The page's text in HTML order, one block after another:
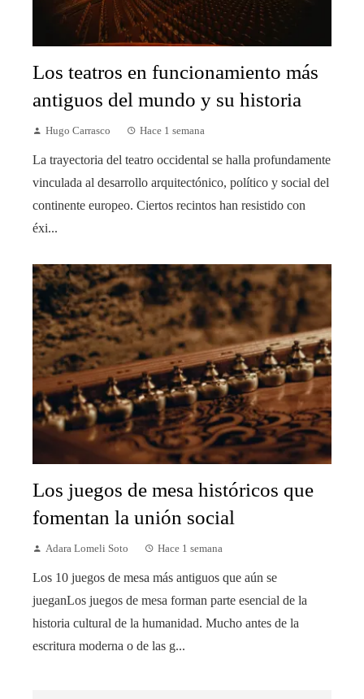
Los teatros en funcionamiento más
antiguos del mundo y su historia
Hugo Carrasco Hace 1 semana
La trayectoria del teatro occidental se halla profundamente
vinculada al desarrollo arquitectónico, político y social del
continente europeo. Ciertos recintos han resistido con
éxi...
Los juegos de mesa históricos que
fomentan la unión social
Adara Lomeli Soto Hace 1 semana
Los 10 juegos de mesa más antiguos que aún se
jueganLos juegos de mesa forman parte esencial de la
historia cultural de la humanidad. Mucho antes de la
escritura moderna o de las g...